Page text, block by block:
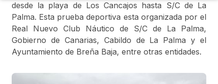
desde la playa de Los Cancajos hasta S/C de La
Palma. Esta prueba deportiva esta organizada por el
Real Nuevo Club Náutico de S/C de La Palma,
Gobierno de Canarias, Cabildo de La Palma y el
Ayuntamiento de Breña Baja, entre otras entidades.
Estrictamente necesarias Sin clasificar
Las cookies estrictamente necesarias permiten la funcionalidad central del
sitio web, como el inicio de sesión del usuario y la administración de la
cuenta. El sitio web no puede utilizarse correctamente sin las cookies
estrictamente necesarias.